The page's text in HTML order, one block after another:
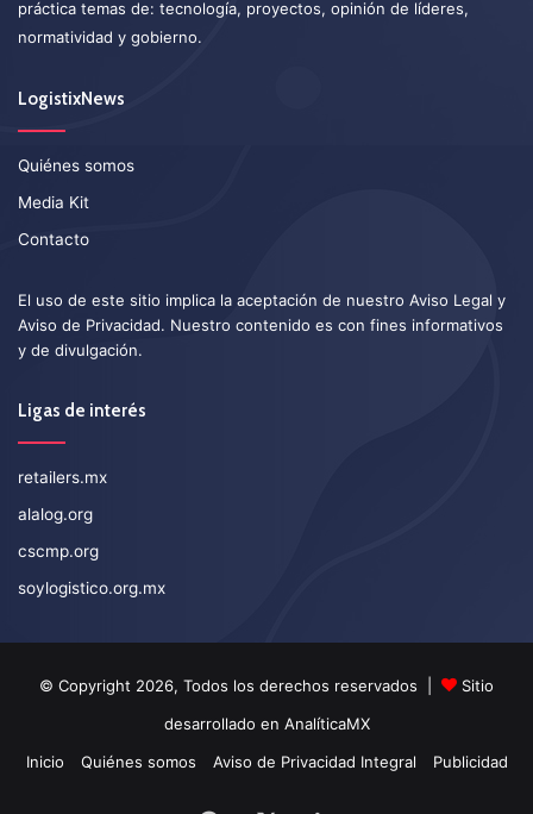
práctica temas de: tecnología, proyectos, opinión de líderes,
normatividad y gobierno.
LogistixNews
Quiénes somos
Media Kit
Contacto
El uso de este sitio implica la aceptación de nuestro Aviso Legal y
Aviso de Privacidad. Nuestro contenido es con fines informativos
y de divulgación.
Ligas de interés
retailers.mx
alalog.org
cscmp.org
soylogistico.org.mx
© Copyright 2026, Todos los derechos reservados |
Sitio
desarrollado en AnalíticaMX
Inicio
Quiénes somos Aviso de Privacidad Integral Publicidad